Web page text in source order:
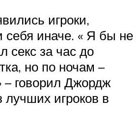
игроки,
себя иначе. « Я бы не
секс за час до
но по ночам –
– говорил Джордж
лучших игроков в